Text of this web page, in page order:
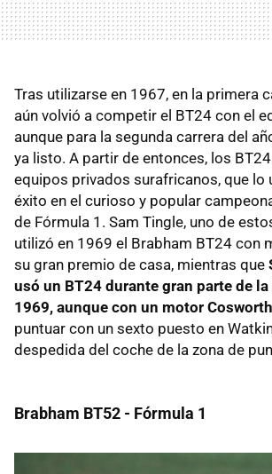
Tras utilizarse en 1967, en la primera
aún volvió a competir el BT24 con el
aunque para la segunda carrera del
ya listo. A partir de entonces, los
equipos privados surafricanos, que lo
éxito en el curioso y popular
de Fórmula 1. Sam Tingle, uno de
utilizó en 1969 el Brabham BT24 con
su gran premio de casa, mientras que
usó un BT24 durante gran parte de
1969, aunque con un motor Cosworth
puntuar con un sexto puesto en
despedida del coche de la zona de
Brabham BT52 - Fórmula 1